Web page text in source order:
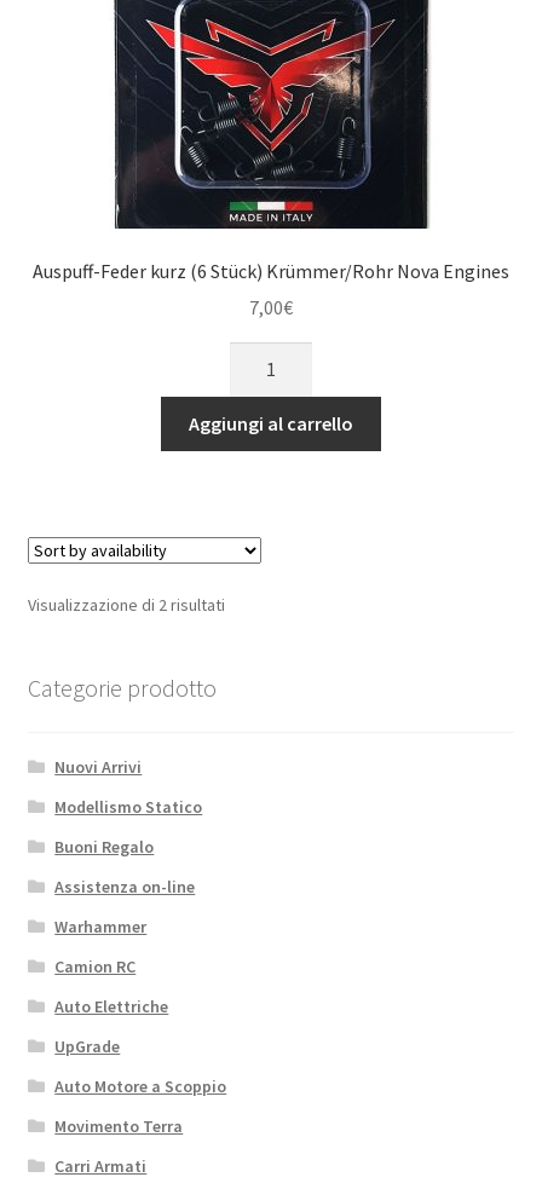
Auspuff-Feder kurz (6 Stück) Krümmer/Rohr Nova Engines
7,00€
kurz
(6
Nova
Engines
Aggiungi al carrello
Visualizzazione di 2 risultati
Categorie prodotto
Nuovi Arrivi
Modellismo Statico
Buoni Regalo
Assistenza on-line
Warhammer
Camion RC
Auto Elettriche
UpGrade
Auto Motore a Scoppio
Movimento Terra
Carri Armati